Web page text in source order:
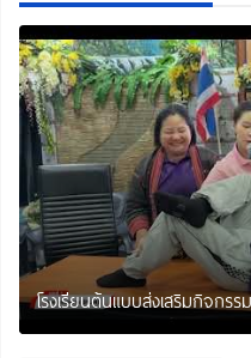
โรงเรียนต้นแบบส่งเสริมกิจกร